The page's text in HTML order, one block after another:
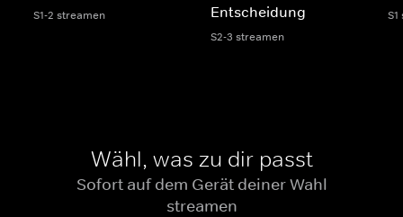
S1-2 streamen
Entscheidung
S2-3 streamen
Wähl, was zu dir passt
Sofort auf dem Gerät deiner Wahl
streamen